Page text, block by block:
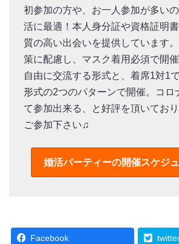
初参加の方や、お一人参加が多い
活に最適！本人身分証や資格証明書
質の高い出会いを提供しています
策に配慮し、マスク着用必須で開
自由に交流する形式と、着席1対1
形式の2つのパターンで開催。コロ
て参加出来る、と好評を頂いてお
ご参加下さい♫
婚活パーティーの開催スケジ
Facebook